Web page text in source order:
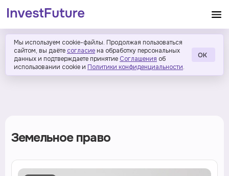
Мы используем cookie-файлы. Продолжая пользоваться
сайтом, вы даёте согласие на обработку персональных
данных и подтверждаете принятие Соглашения об
использовании cookie и Политики конфиденциальности.
ОК
Земельное право